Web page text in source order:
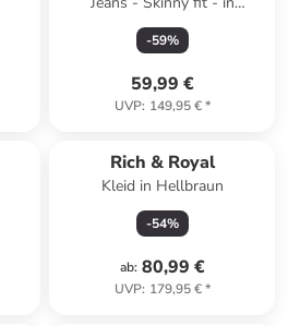
Dunkelblau
-59%
59,99 €
UVP: 149,95 €*
Rich & Royal
Kleid in Hellbraun
-54%
ab: 80,99 €
UVP: 179,95 €*